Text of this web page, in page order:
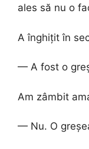
ales să nu o
A înghițit în
— A fost o
Am zâmbit
— Nu. O